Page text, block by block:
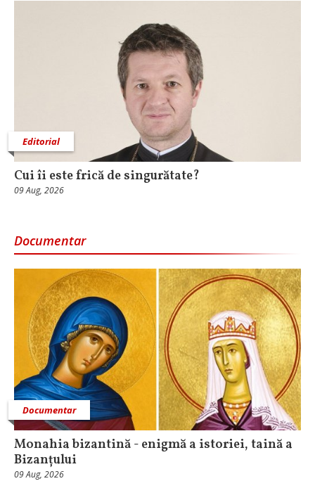
Editorial
Cui îi este frică de singurătate?
09 Aug, 2026
Documentar
Documentar
Monahia bizantină - enigmă a istoriei, taină a
Bizanțului
09 Aug, 2026